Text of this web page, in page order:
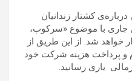
کشتار زندانیان
سپتامبر سال جاری با موضوع «سرکوب،
خواهد شد. از این طریق از
و پرداخت هزینه شرکت خود
یاری رسانید.